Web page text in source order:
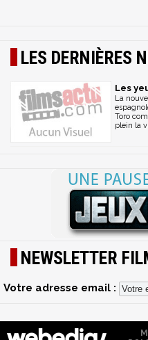
LES DERNIÈRES
Les
La
Toro
plein la
NEWSLETTER
Votre adresse email :